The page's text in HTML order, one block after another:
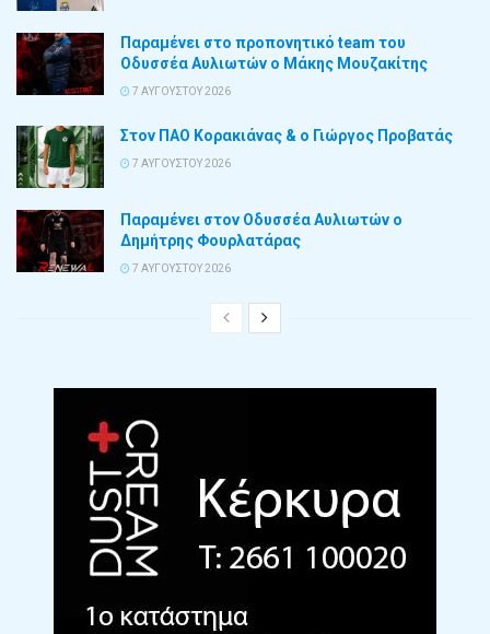
Παραμένει στο προπονητικό team του
Οδυσσέα Αυλιωτών ο Μάκης Μουζακίτης
7 ΑΥΓΟΎΣΤΟΥ 2026
Στον ΠΑΟ Κορακιάνας & ο Γιώργος Προβατάς
7 ΑΥΓΟΎΣΤΟΥ 2026
Παραμένει στον Οδυσσέα Αυλιωτών ο
Δημήτρης Φουρλατάρας
7 ΑΥΓΟΎΣΤΟΥ 2026